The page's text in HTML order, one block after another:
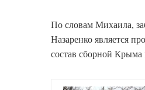
По словам Михаила,
Назаренко является
состав сборной